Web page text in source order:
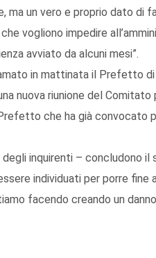
ma un vero e proprio dato
vogliono impedire
avviato da alcuni mesi”.
in mattinata il Prefetto
nuova riunione del Comitato
che ha già convocato
inquirenti – concludono il
individuati per porre
facendo creando un